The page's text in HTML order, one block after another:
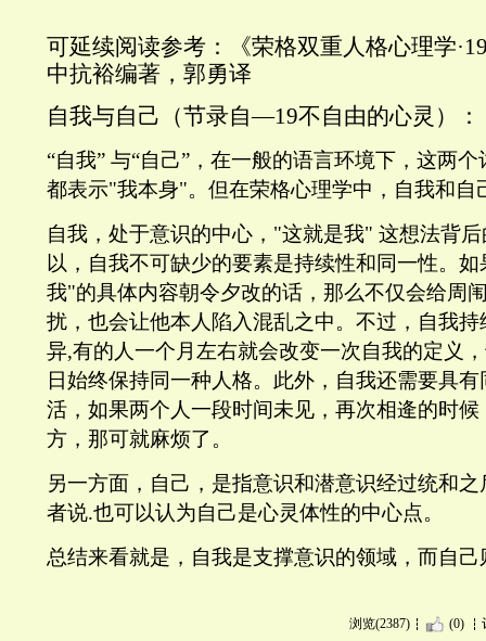
可延续阅读参考：《荣格双重人格心理学·
中抗裕编著，郭勇译
自我与自己（节录自—19不自由的心灵）：
“自我” 与“自己” ，在一般的语言环境下，这两
都表示"我本身"。但在荣格心理学中，自我和自
自我，处于意识的中心， "这就是我" 这想法背
以，自我不可缺少的要素是持续性和同一性。 如
我"的具体内容朝令夕改的话，那么不仅会给周
扰，也会让他本人陷入混乱之中。不过，自我
异,有的人一个月左右就会改变一次自我的定义
日始终保持同一种人格。此外，自我还需要具
活，如果两个人一段时间未见，再次相逄的时候
方，那可就麻烦了。
另一方面，自己， 是指意识和潜意识经过统和
者说.也可以认为自己是心灵体性的中心点。
总结来看就是，自我是支撑意识的领域， 而自己
浏览(2387) (0)